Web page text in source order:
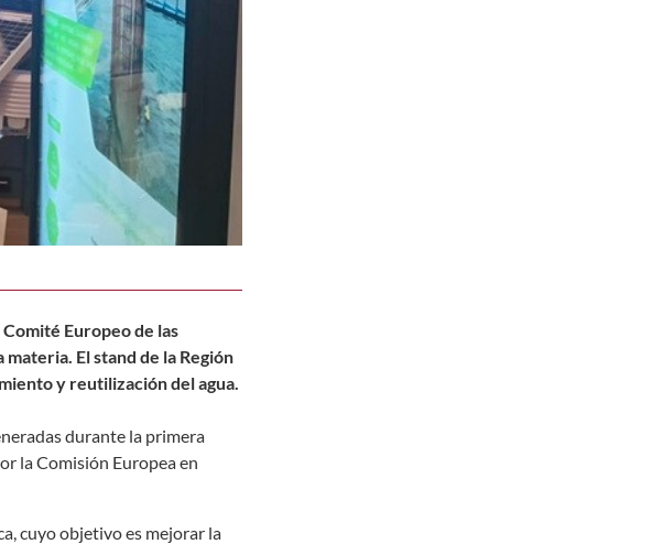
Europeo de las
El stand de la Región
y reutilización del agua.
durante la primera
la Comisión Europea en
cuyo objetivo es mejorar la